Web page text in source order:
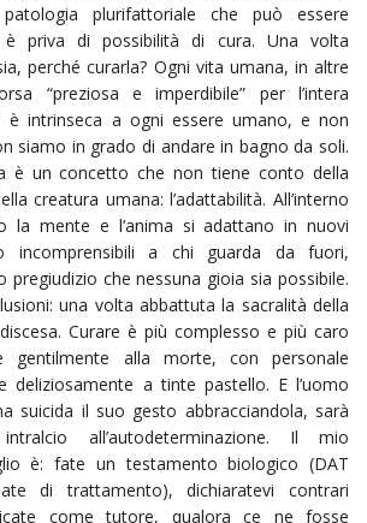
plurifattoriale che può essere
priva di possibilità di cura. Una volta
perché curarla? Ogni vita umana, in altre
“preziosa e imperdibile” per l’intera
è intrinseca a ogni essere umano, e non
siamo in grado di andare in bagno da soli.
è un concetto che non tiene conto della
creatura umana: l’adattabilità. All’interno
la mente e l’anima si adattano in nuovi
incomprensibili a chi guarda da fuori,
pregiudizio che nessuna gioia sia possibile.
una volta abbattuta la sacralità della
Curare è più complesso e più caro
gentilmente alla morte, con personale
deliziosamente a tinte pastello. E l’uomo
suicida il suo gesto abbracciandola, sarà
all’autodeterminazione. Il mio
è: fate un testamento biologico (DAT
di trattamento), dichiaratevi contrari
come tutore, qualora ce ne fosse